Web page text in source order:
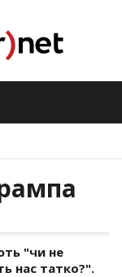
"чи не
нас татко?".